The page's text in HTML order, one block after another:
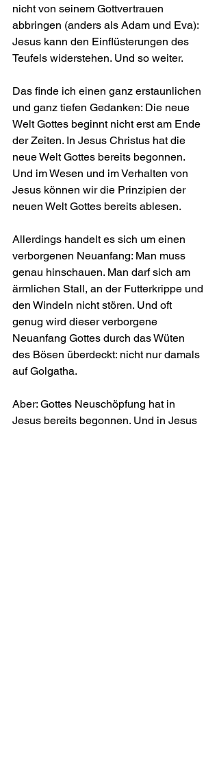
nicht von seinem Gottvertrauen
abbringen (anders als Adam und Eva):
Jesus kann den Einflüsterungen des
Teufels widerstehen. Und so weiter.
Das finde ich einen ganz erstaunlichen
und ganz tiefen Gedanken: Die neue
Welt Gottes beginnt nicht erst am Ende
der Zeiten. In Jesus Christus hat die
neue Welt Gottes bereits begonnen.
Und im Wesen und im Verhalten von
Jesus können wir die Prinzipien der
neuen Welt Gottes bereits ablesen.
Allerdings handelt es sich um einen
verborgenen Neuanfang: Man muss
genau hinschauen. Man darf sich am
ärmlichen Stall, an der Futterkrippe und
den Windeln nicht stören. Und oft
genug wird dieser verborgene
Neuanfang Gottes durch das Wüten
des Bösen überdeckt: nicht nur damals
auf Golgatha.
Aber: Gottes Neuschöpfung hat in
Jesus bereits begonnen. Und in Jesus